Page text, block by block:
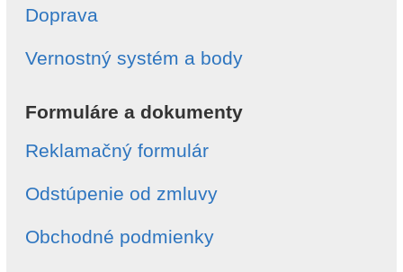
Doprava
Vernostný systém a body
Formuláre a dokumenty
Reklamačný formulár
Odstúpenie od zmluvy
Obchodné podmienky